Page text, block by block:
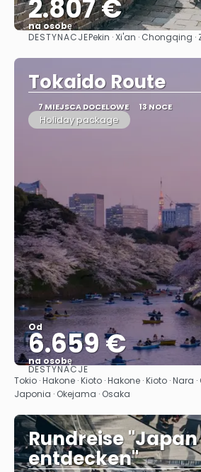
2.807 €
na osobę
Zobacz
DESTYNACJEPekin · Xi'an · Chongqing
Tokaido Route
7 MIEJSCA DOCELOWE 13 NOCE
Holiday package
Od
6.659 €
na osobę
Zobacz
DESTYNACJE
Tokio · Hakone · Kioto · Hakone · Kioto ·
Japonia · Okejama · Osaka
Rundreise "Japan
entdecken"